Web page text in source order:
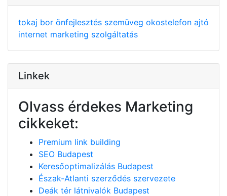
tokaj bor önfejlesztés szemüveg okostelefon ajtó
internet marketing szolgáltatás
Linkek
Olvass érdekes Marketing
cikkeket:
Premium link building
SEO Budapest
Keresőoptimalizálás Budapest
Észak-Atlanti szerződés szervezete
Deák tér látnivalók Budapest